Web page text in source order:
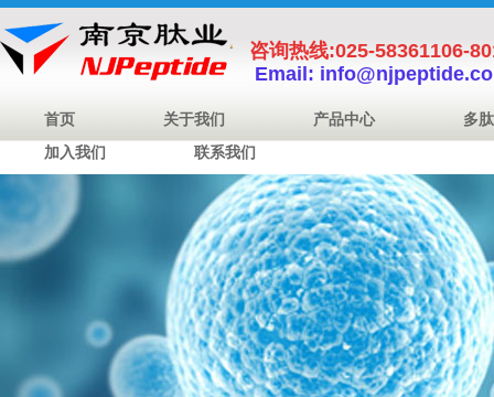
咨询热线:025-58361106-
Email:
首页 关于我们 产品中心
多
加入我们
联系我们